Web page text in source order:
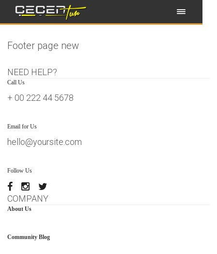
Footer page new
NEED HELP?
Call Us
+ 00 222 44 5678
Email for Us
hello@yoursite.com
Follow Us
COMPANY
About Us
Community Blog